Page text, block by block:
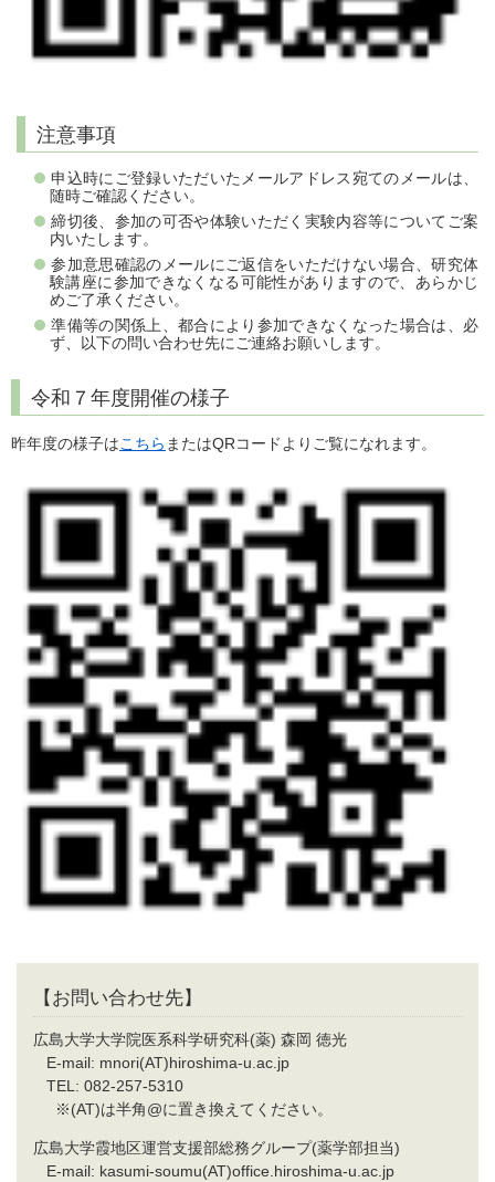
注意事項
申込時にご登録いただいたメールアドレス宛てのメールは、
随時ご確認ください。
締切後、参加の可否や体験いただく実験内容等についてご案
内いたします。
参加意思確認のメールにご返信をいただけない場合、研究体
験講座に参加できなくなる可能性がありますので、あらかじ
めご了承ください。
準備等の関係上、都合により参加できなくなった場合は、必
ず、以下の問い合わせ先にご連絡お願いします。
令和７年度開催の様子
昨年度の様子はこちら またはQRコードよりご覧になれます。
【お問い合わせ先】
広島大学大学院医系科学研究科(薬) 森岡 徳光
E-mail: mnori(AT)hiroshima-u.ac.jp
TEL: 082-257-5310
※(AT)は半角@に置き換えてください。
広島大学霞地区運営支援部総務グループ(薬学部担当)
E-mail: kasumi-soumu(AT)office.hiroshima-u.ac.jp